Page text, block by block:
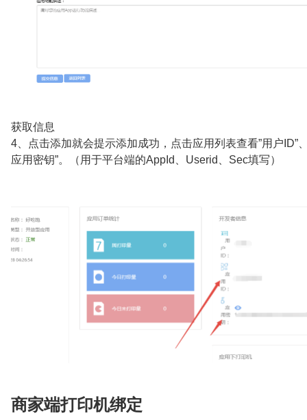
获取信息
4、点击添加就会提示添加成功，点击应用列表查看”用户ID”
应用密钥”。（用于平台端的AppId、Userid、Sec填写）
商家端打印机绑定